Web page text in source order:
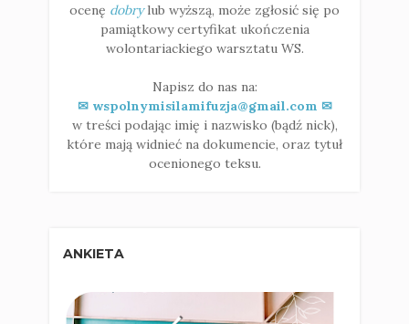
ocenę dobrylub wyższą, może zgłosić się po
pamiątkowy certyfikat ukończenia
wolontariackiego warsztatu WS.
Napisz do nas na:
✉ wspolnymisilamifuzja@gmail.com ✉
w treści podając imię i nazwisko (bądź nick),
które mają widnieć na dokumencie, oraz tytuł
ocenionego teksu.
ANKIETA